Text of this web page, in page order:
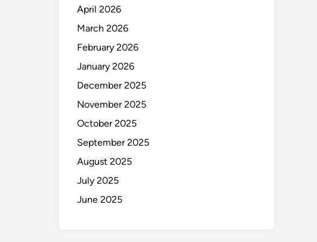
April 2026
March 2026
February 2026
January 2026
December 2025
November 2025
October 2025
September 2025
August 2025
July 2025
June 2025